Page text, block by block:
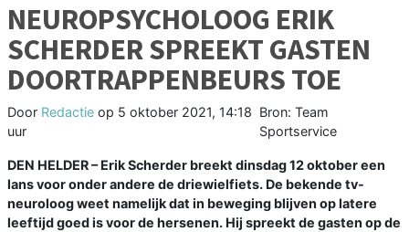
NEUROPSYCHOLOOG ERIK
SCHERDER SPREEKT GASTEN
DOORTRAPPENBEURS TOE
Door Redactie op 5 oktober 2021, 14:18
uur
Bron: Team
Sportservice
DEN HELDER – Erik Scherder breekt dinsdag 12 oktober een
lans voor onder andere de driewielfiets. De bekende tv-
neuroloog weet namelijk dat in beweging blijven op latere
leeftijd goed is voor de hersenen. Hij spreekt de gasten op de